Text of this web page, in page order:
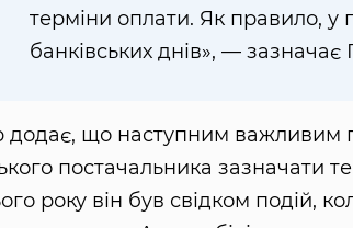
терміни оплати. Як правило, у
банківських днів», — зазначає
що наступним важливим
постачальника зазначати
року він був свідком подій,